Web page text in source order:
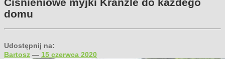
Ciśnieniowe myjki Kranzle do każdego
domu
Udostępnij na:
Bartosz — 15 czerwca 2020